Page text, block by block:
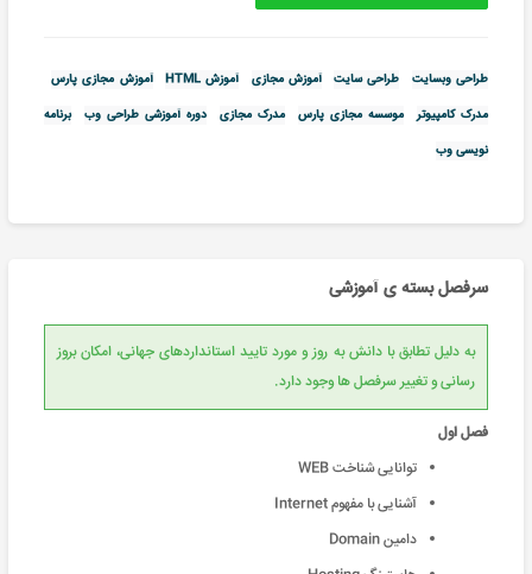
طراحی وبسایت طراحی سایت آموزش مجازی آموزش HTML
آموزش مجازی پارس
مدرک کامپیوتر
موسسه مجازی پارس مدرک مجازی دوره آموزشی طراحی وب
برنامه
نویسی وب
سرفصل بسته ی آموزشی
به دلیل تطابق با دانش به روز و مورد تایید استانداردهای جهانی، امکان بروز
رسانی و تغییر سرفصل ها وجود دارد.
فصل اول
توانایی شناخت WEB
آشنایی با مفهوم Internet
دامین Domain